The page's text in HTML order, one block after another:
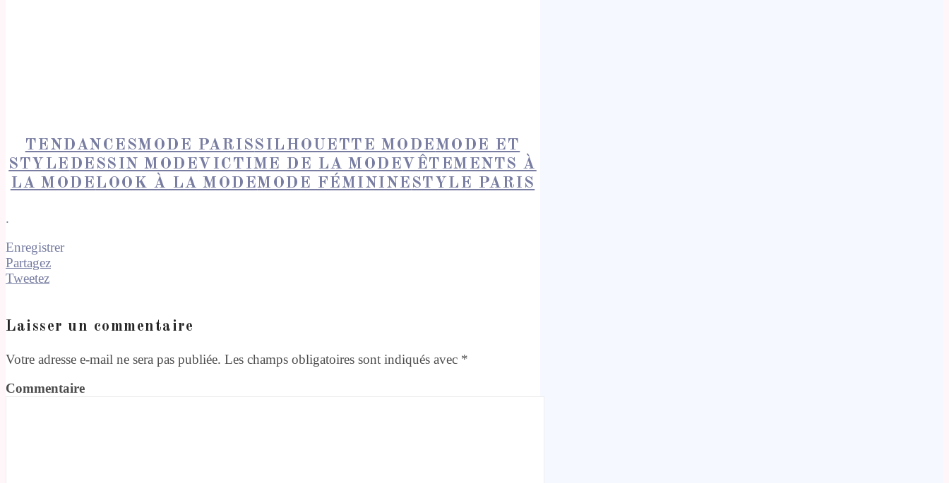
TENDANCESMODE PARISSILHOUETTE MODEMODE ET
STYLE DESSIN MODE VICTIME DE LA MODE VÊTEMENTS À
LA MODELOOK À LA MODEMODE FÉMININE STYLE PARIS
.
Enregistrer
Partagez
Tweetez
Laisser un commentaire
Votre adresse e-mail ne sera pas publiée. Les champs obligatoires sont indiqués avec *
Commentaire